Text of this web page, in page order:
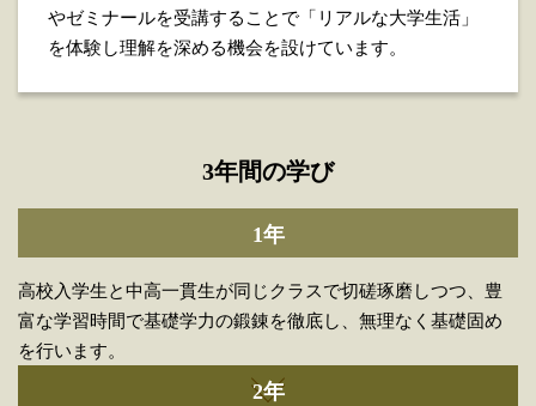
やゼミナールを受講することで「リアルな大学生活」
を体験し理解を深める機会を設けています。
3年間の学び
1年
高校入学生と中高一貫生が同じクラスで切磋琢磨しつつ、豊
富な学習時間で基礎学力の鍛錬を徹底し、無理なく基礎固め
を行います。
2年